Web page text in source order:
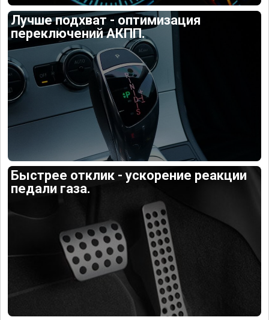
Лучше подхват - оптимизация
переключений АКПП.
Быстрее отклик - ускорение реакции
педали газа.